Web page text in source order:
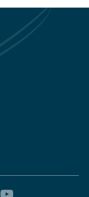
und
Zehn- bis
in die Schulzeit:
viel Energie in
wird. Sie steht